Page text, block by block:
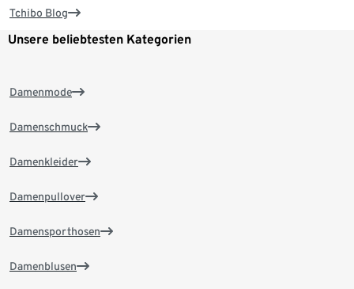
Tchibo Blog
Unsere beliebtesten Kategorien
Damenmode
Damenschmuck
Damenkleider
Damenpullover
Damensporthosen
Damenblusen